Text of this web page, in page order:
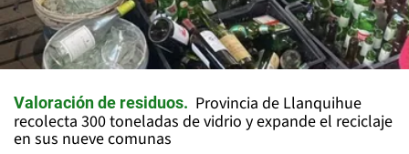
Valoración de residuos
Provincia de Llanquihue
recolecta 300 toneladas de vidrio y expande el reciclaje
en sus nueve comunas